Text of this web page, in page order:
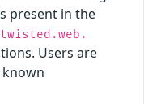
present in the
twisted.web.
Users are